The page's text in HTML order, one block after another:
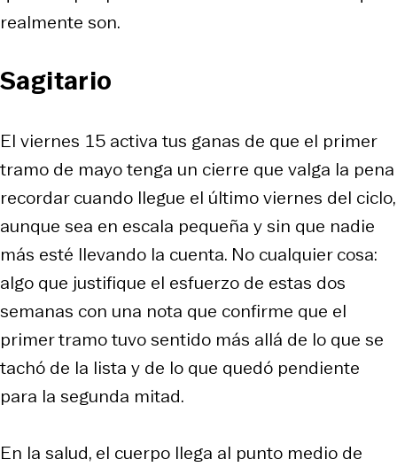
realmente son.
Sagitario
El viernes 15 activa tus ganas de que el primer
tramo de mayo tenga un cierre que valga la pena
recordar cuando llegue el último viernes del ciclo,
aunque sea en escala pequeña y sin que nadie
más esté llevando la cuenta. No cualquier cosa:
algo que justifique el esfuerzo de estas dos
semanas con una nota que confirme que el
primer tramo tuvo sentido más allá de lo que se
tachó de la lista y de lo que quedó pendiente
para la segunda mitad.
En la salud, el cuerpo llega al punto medio de